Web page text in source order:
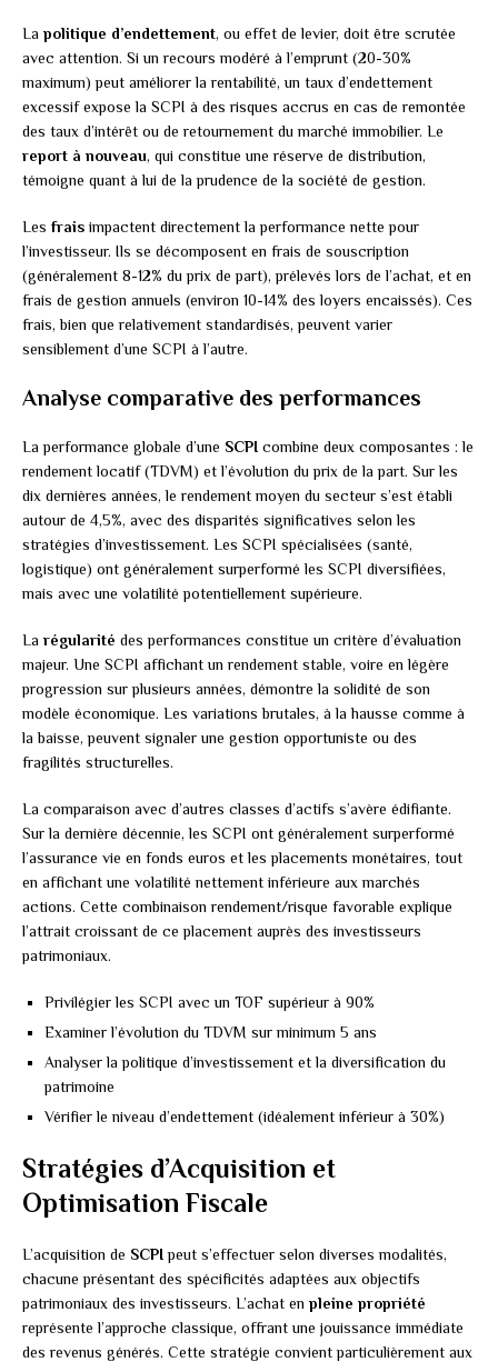
La politique d’endettement, ou effet de levier, doit être scrutée
avec attention. Si un recours modéré à l’emprunt (20-30%
maximum) peut améliorer la rentabilité, un taux d’endettement
excessif expose la SCPI à des risques accrus en cas de remontée
des taux d’intérêt ou de retournement du marché immobilier. Le
report à nouveau, qui constitue une réserve de distribution,
témoigne quant à lui de la prudence de la société de gestion.
Les frais impactent directement la performance nette pour
l’investisseur. Ils se décomposent en frais de souscription
(généralement 8-12% du prix de part), prélevés lors de l’achat, et en
frais de gestion annuels (environ 10-14% des loyers encaissés). Ces
frais, bien que relativement standardisés, peuvent varier
sensiblement d’une SCPI à l’autre.
Analyse comparative des performances
La performance globale d’une SCPI combine deux composantes : le
rendement locatif (TDVM) et l’évolution du prix de la part. Sur les
dix dernières années, le rendement moyen du secteur s’est établi
autour de 4,5%, avec des disparités significatives selon les
stratégies d’investissement. Les SCPI spécialisées (santé,
logistique) ont généralement surperformé les SCPI diversifiées,
mais avec une volatilité potentiellement supérieure.
La régularité des performances constitue un critère d’évaluation
majeur. Une SCPI affichant un rendement stable, voire en légère
progression sur plusieurs années, démontre la solidité de son
modèle économique. Les variations brutales, à la hausse comme à
la baisse, peuvent signaler une gestion opportuniste ou des
fragilités structurelles.
La comparaison avec d’autres classes d’actifs s’avère édifiante.
Sur la dernière décennie, les SCPI ont généralement surperformé
l’assurance vie en fonds euros et les placements monétaires, tout
en affichant une volatilité nettement inférieure aux marchés
actions. Cette combinaison rendement/risque favorable explique
l’attrait croissant de ce placement auprès des investisseurs
patrimoniaux.
Privilégier les SCPI avec un TOF supérieur à 90%
Examiner l’évolution du TDVM sur minimum 5 ans
Analyser la politique d’investissement et la diversification du
patrimoine
Vérifier le niveau d’endettement (idéalement inférieur à 30%)
Stratégies d’Acquisition et
Optimisation Fiscale
L’acquisition de SCPI peut s’effectuer selon diverses modalités,
chacune présentant des spécificités adaptées aux objectifs
patrimoniaux des investisseurs. L’achat en pleine propriété
représente l’approche classique, offrant une jouissance immédiate
des revenus générés. Cette stratégie convient particulièrement aux